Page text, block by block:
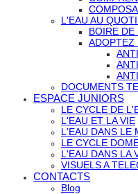
L'EAU AU
BOIRE
ADOPTEZ
DOCUMENTS
ESPACE JUNIORS
LE CYCLE DE
L'EAU ET LA VIE
L'EAU DANS LE
LE CYCLE
L'EAU DANS LA
VISUELS A
CONTACTS
Blog